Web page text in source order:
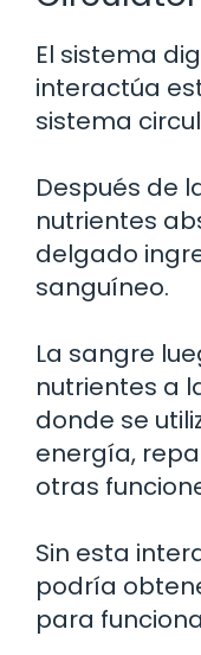
El sistema
interactúa
sistema
Después de
nutrientes
delgado
sanguíneo.
La sangre
nutrientes a
donde se
energía,
otras
Sin esta
podría
para